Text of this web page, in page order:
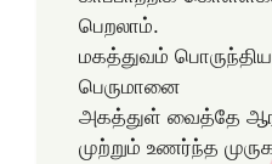
பெறலாம்.
மகத்துவம்
பெருமானை
அகத்துள் வைத்தே
முற்றும் உணர்ந்த